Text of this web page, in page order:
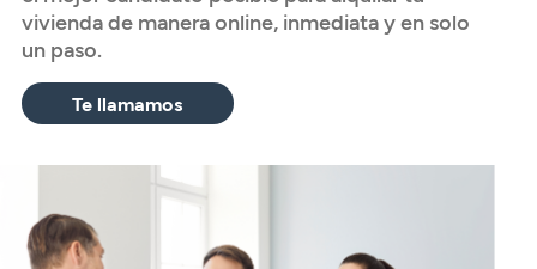
vivienda de manera online, inmediata y en solo
un paso.
Te llamamos